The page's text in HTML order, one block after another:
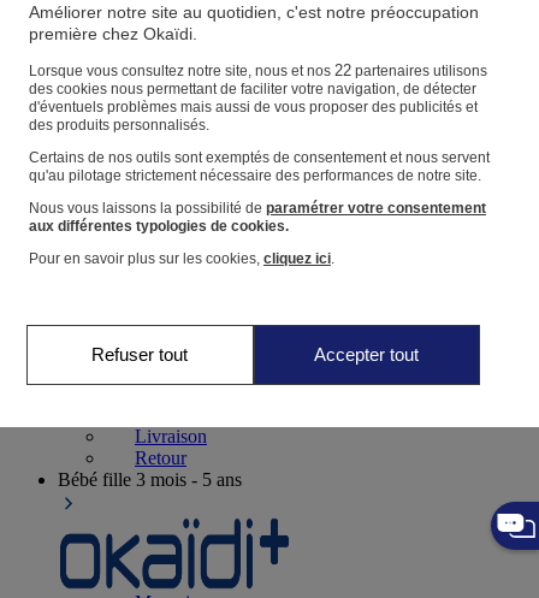
Vos informations personnelles
Suivre une commande
Panier
Favoris
Naissance0-12 mois
Livraison
Retour
Bébé fille 3 mois - 5 ans
Améliorer notre site au quotidien, c'est notre préoccupation
première chez Okaïdi.
Lorsque vous consultez notre site, nous et nos 22partenaires utilisons
des cookies nous permettant de faciliter votre navigation, de détecter
d'éventuels problèmes mais aussi de vous proposer des publicités et
des produits personnalisés.
Certains de nos outils sont exemptés de consentement et nous servent
qu'au pilotage strictement nécessaire des performances de notre site.
Nous vous laissons la possibilité de paramétrer votre consentement
aux différentes typologies de cookies.
Pour en savoir plus sur les cookies, cliquez ici.
Refuser tout Accepter tout